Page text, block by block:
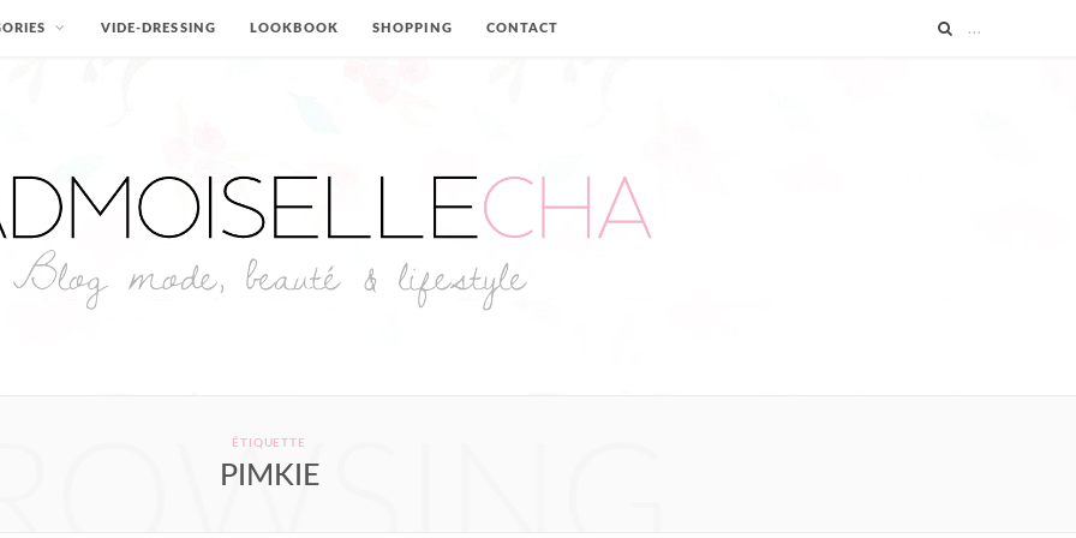
VIDE-DRESSING LOOKBOOK SHOPPING CONTACT
ÉTIQUETTE
PIMKIE